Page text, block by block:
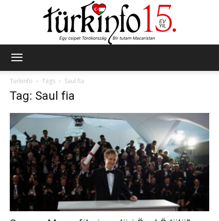
Türkinfo
Tags Saul fia
Tag: Saul fia